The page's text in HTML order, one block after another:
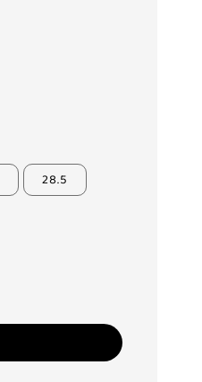
28.5